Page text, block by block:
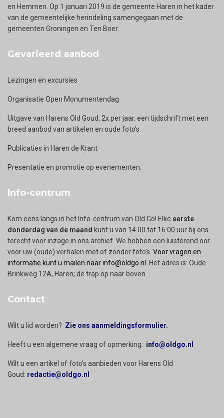
en Hemmen. Op 1 januari 2019 is de gemeente Haren in het kader
van de gemeentelijke herindeling samengegaan met de
gemeenten Groningen en Ten Boer.
Gevarieerd aanbod
Lezingen en excursies
Organisatie Open Monumentendag
Uitgave van Harens Old Goud, 2x per jaar, een tijdschrift met een
breed aanbod van artikelen en oude foto's
Publicaties in Haren de Krant
Presentatie en promotie op evenementen.
Info-centrum
Kom eens langs in het Info-centrum van Old Go! Elke eerste
donderdag van de maand kunt u van 14.00 tot 16.00 uur bij ons
terecht voor inzage in ons archief. We hebben een luisterend oor
voor uw (oude) verhalen met of zonder foto’s. Voor vragen en
informatie kunt u mailen naar info@oldgo.nl
. Het adres is: Oude
Brinkweg 12A, Haren; de trap op naar boven.
Contact
Wilt u lid worden? Zie ons aanmeldingsformulier.
Heeft u een algemene vraag of opmerking: info@oldgo.nl
Wilt u een artikel of foto's aanbieden voor Harens Old
Goud: redactie@oldgo.nl